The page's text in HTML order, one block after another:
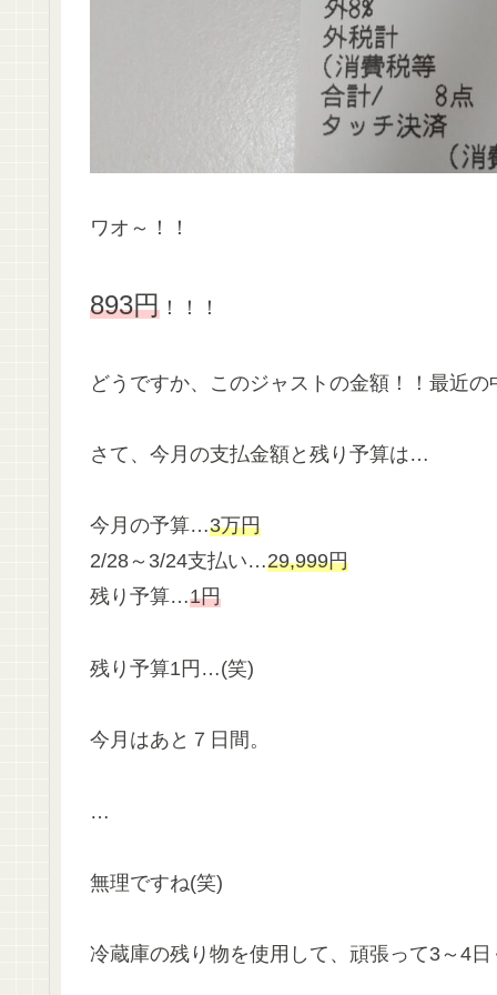
ワオ～！！
893円 ！！！
どうですか、このジャストの金額！！最近
さて、今月の支払金額と残り予算は…
今月の予算…3万円
2/28～3/24支払い…29,999円
残り予算…1円
残り予算1円…(笑)
今月はあと７日間。
…
無理ですね(笑)
冷蔵庫の残り物を使用して、頑張って3～4